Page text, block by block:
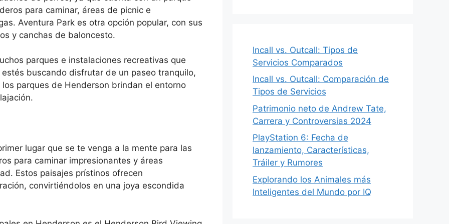
para caminar, áreas de picnic e
Aventura Park es otra opción popular, con sus
y canchas de baloncesto.
parques e instalaciones recreativas que
buscando disfrutar de un paseo tranquilo,
parques de Henderson brindan el entorno
lugar que se te venga a la mente para las
para caminar impresionantes y áreas
Estos paisajes prístinos ofrecen
convirtiéndolos en una joya escondida
Incall vs. Outcall: Tipos de
Servicios Comparados
Incall vs. Outcall: Comparación de
Tipos de Servicios
Patrimonio neto de Andrew Tate,
Carrera y Controversias 2024
PlayStation 6: Fecha de
lanzamiento, Características,
Tráiler y Rumores
Explorando los Animales más
Inteligentes del Mundo por IQ